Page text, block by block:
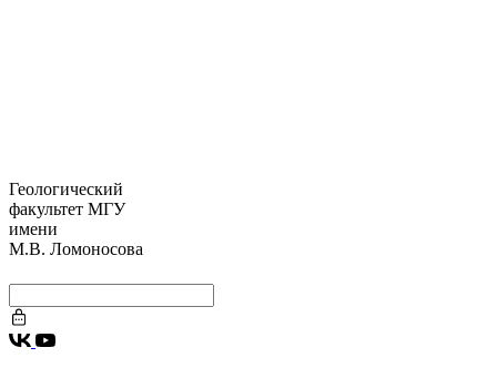
Геологический
факультет МГУ
имени
М.В. Ломоносова